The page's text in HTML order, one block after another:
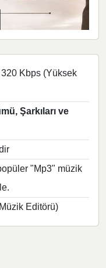
320 Kbps (Yüksek
Şarkıları ve
"Mp3" müzik
Editörü)